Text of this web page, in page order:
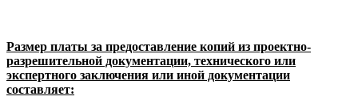
Размер платы за предоставление копий из проектно-
разрешительной документации, технического или
экспертного заключения или иной документации
составляет: